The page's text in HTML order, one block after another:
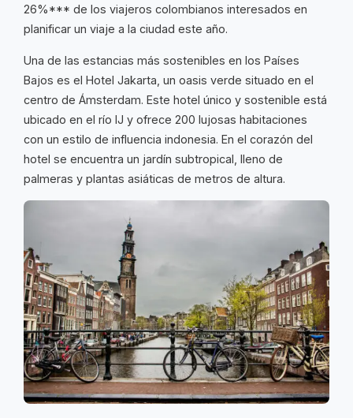
26%*** de los viajeros colombianos interesados ​​en
planificar un viaje a la ciudad este año.
Una de las estancias más sostenibles en los Países
Bajos es el Hotel Jakarta, un oasis verde situado en el
centro de Ámsterdam. Este hotel único y sostenible está
ubicado en el río IJ y ofrece 200 lujosas habitaciones
con un estilo de influencia indonesia. En el corazón del
hotel se encuentra un jardín subtropical, lleno de
palmeras y plantas asiáticas de metros de altura.